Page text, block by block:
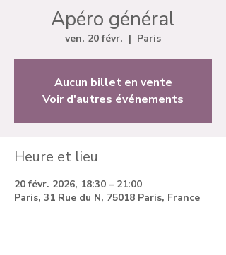
Apéro général
ven. 20 févr.
  |
Paris
Aucun billet en vente
Voir d'autres événements
Heure et lieu
20 févr. 2026, 18:30 – 21:00
Paris, 31 Rue du N, 75018 Paris, France